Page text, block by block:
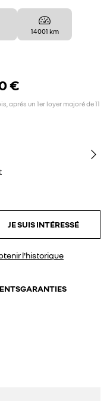
14 001 km
€
aprés un 1er loyer majoré de 11
JE SUIS INTÉRESSÉ
l'historique
GARANTIES